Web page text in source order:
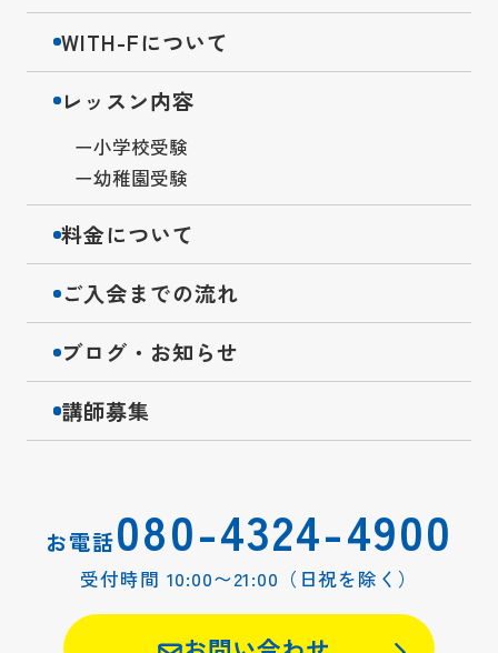
WITH-Fについて
レッスン内容
小学校受験
幼稚園受験
料金について
ご入会までの流れ
ブログ・お知らせ
講師募集
お電話080-4324-4900
受付時間 10:00〜21:00（日祝を除く）